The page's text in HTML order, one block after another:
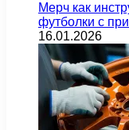
Мерч как
футболки с
16.01.2026